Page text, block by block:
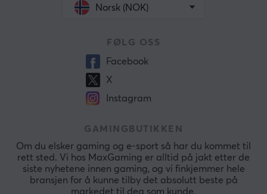
Norsk (NOK)
FØLG OSS
Facebook
X
Instagram
GAMINGBUTIKKEN
Om du elsker gaming og e-sport så har du kommet til
rett sted. Vi hos MaxGaming er alltid på jakt etter de
siste nyhetene innen gaming, og vi finkjemmer hele
bransjen for å kunne tilby det absolutt beste på
markedet til deg som kunde.